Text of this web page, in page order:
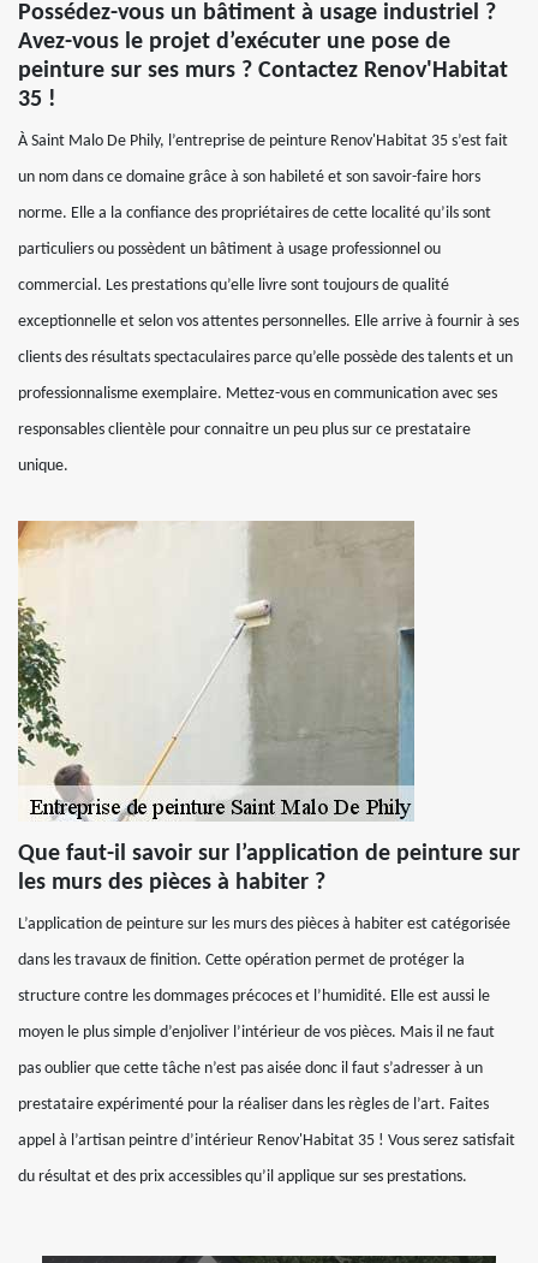
Possédez-vous un bâtiment à usage industriel ?
Avez-vous le projet d’exécuter une pose de
peinture sur ses murs ? Contactez Renov'Habitat
35 !
À Saint Malo De Phily, l’entreprise de peinture Renov'Habitat 35 s’est fait
un nom dans ce domaine grâce à son habileté et son savoir-faire hors
norme. Elle a la confiance des propriétaires de cette localité qu’ils sont
particuliers ou possèdent un bâtiment à usage professionnel ou
commercial. Les prestations qu’elle livre sont toujours de qualité
exceptionnelle et selon vos attentes personnelles. Elle arrive à fournir à ses
clients des résultats spectaculaires parce qu’elle possède des talents et un
professionnalisme exemplaire. Mettez-vous en communication avec ses
responsables clientèle pour connaitre un peu plus sur ce prestataire
unique.
Que faut-il savoir sur l’application de peinture sur
les murs des pièces à habiter ?
L’application de peinture sur les murs des pièces à habiter est catégorisée
dans les travaux de finition. Cette opération permet de protéger la
structure contre les dommages précoces et l’humidité. Elle est aussi le
moyen le plus simple d’enjoliver l’intérieur de vos pièces. Mais il ne faut
pas oublier que cette tâche n’est pas aisée donc il faut s’adresser à un
prestataire expérimenté pour la réaliser dans les règles de l’art. Faites
appel à l’artisan peintre d’intérieur Renov'Habitat 35 ! Vous serez satisfait
du résultat et des prix accessibles qu’il applique sur ses prestations.